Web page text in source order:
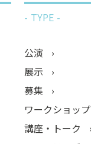
TYPE
公演
展示
募集
ワークショップ
講座・トーク